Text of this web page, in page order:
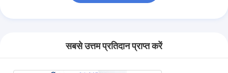
सबसे उत्तम प्रतिदान प्राप्त करें